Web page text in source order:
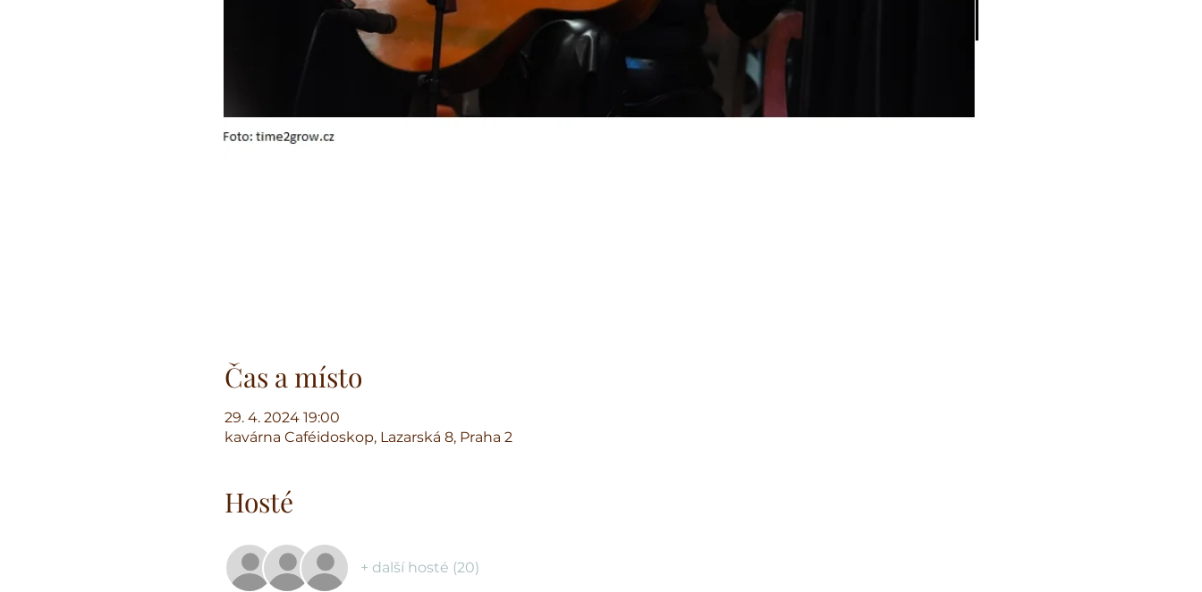
Čas a místo
29. 4. 2024 19:00
kavárna Caféidoskop, Lazarská 8, Praha 2
Hosté
+ další hosté (20)